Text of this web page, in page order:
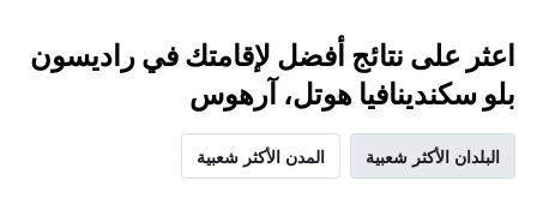
اعثر على نتائج أفضل لإقامتك في راديسون
بلو سكندينافيا هوتل، آرهوس
البلدان الأكثر شعبية المدن الأكثر شعبية